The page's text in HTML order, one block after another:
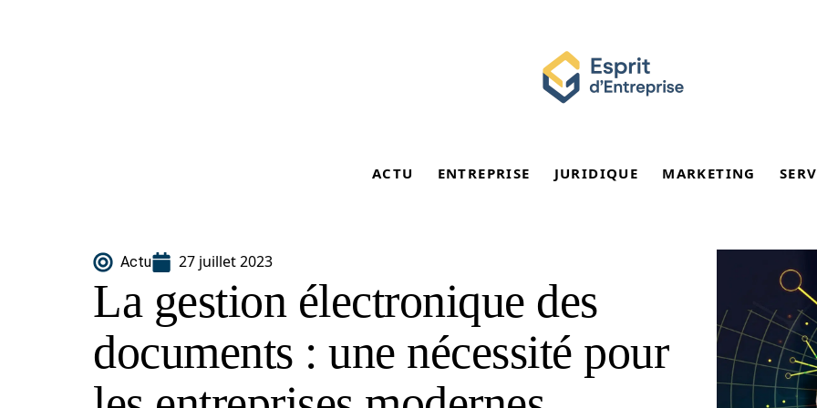
ACTU ENTREPRISE JURIDIQUE MARKETING
Actu 27 juillet 2023
La gestion électronique des
documents : une nécessité pour